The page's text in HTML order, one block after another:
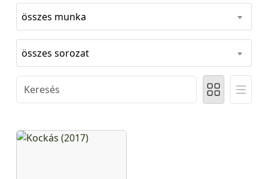
összes munka
összes sorozat